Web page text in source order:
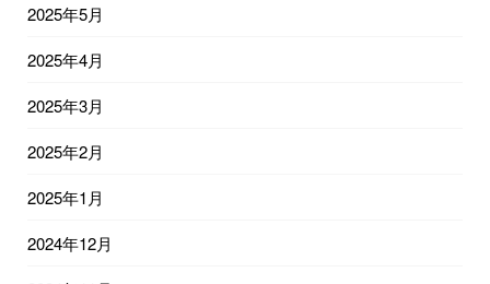
2025年5月
2025年4月
2025年3月
2025年2月
2025年1月
2024年12月